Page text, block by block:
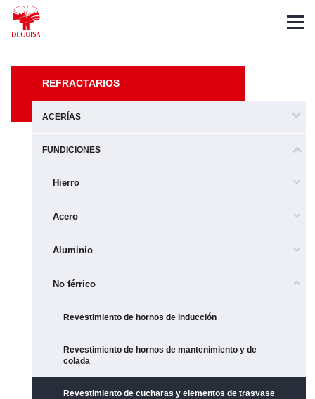
REFRACTARIOS
ACERÍAS
FUNDICIONES
Hierro
Acero
Aluminio
No férrico
Revestimiento de hornos de inducción
Revestimiento de hornos de mantenimiento y de
colada
Revestimiento de cucharas y elementos de trasvase